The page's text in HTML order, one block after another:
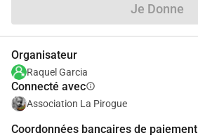
Je Donne
Organisateur
Raquel Garcia
Connecté avecinfo
Association La Pirogue
Coordonnées bancaires de paiement